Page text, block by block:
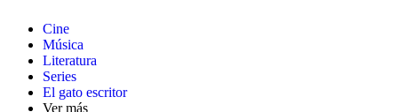
Cine
Música
Literatura
Series
El gato escritor
Ver más